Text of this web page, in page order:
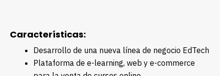
Características:
Desarrollo de una nueva línea de negocio EdTech
Plataforma de e-learning, web y e-commerce